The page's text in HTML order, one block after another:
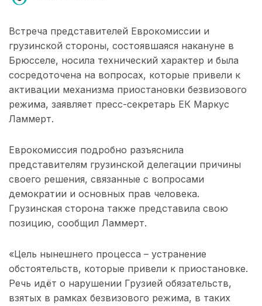
Встреча представителей Еврокомиссии и
грузинской стороны, состоявшаяся накануне в
Брюсселе, носила технический характер и была
сосредоточена на вопросах, которые привели к
активации механизма приостановки безвизового
режима, заявляет пресс-секретарь ЕК Маркус
Ламмерт.
Еврокомиссия подробно разъяснила
представителям грузинской делегации причины
своего решения, связанные с вопросами
демократии и основных прав человека.
Грузинская сторона также представила свою
позицию, сообщил Ламмерт.
«Цель нынешнего процесса – устранение
обстоятельств, которые привели к приостановке.
Речь идёт о нарушении Грузией обязательств,
взятых в рамках безвизового режима, в таких